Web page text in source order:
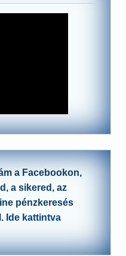
a Facebookon,
a sikered, az
pénzkeresés
Ide kattintva